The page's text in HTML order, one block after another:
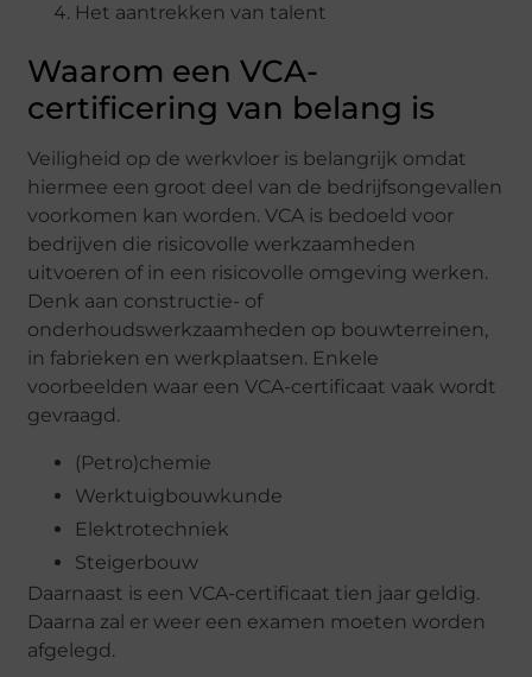
Het aantrekken van talent
Waarom een VCA-
certificering van belang is
Veiligheid op de werkvloer is belangrijk omdat
hiermee een groot deel van de bedrijfsongevallen
voorkomen kan worden. VCA is bedoeld voor
bedrijven die risicovolle werkzaamheden
uitvoeren of in een risicovolle omgeving werken.
Denk aan constructie- of
onderhoudswerkzaamheden op bouwterreinen,
in fabrieken en werkplaatsen. Enkele
voorbeelden waar een VCA-certificaat vaak wordt
gevraagd.
(Petro)chemie
Werktuigbouwkunde
Elektrotechniek
Steigerbouw
Daarnaast is een VCA-certificaat tien jaar geldig.
Daarna zal er weer een examen moeten worden
afgelegd.